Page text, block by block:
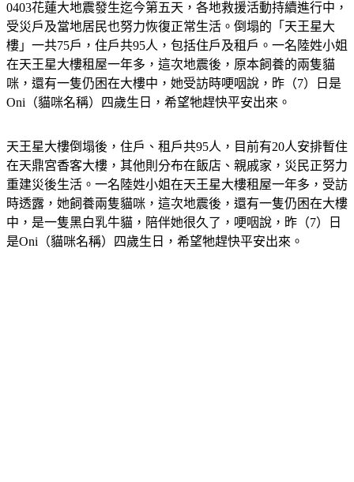
0403花蓮大地震發生迄今第五天，各地救援活動持續進行中，
受災戶及當地居民也努力恢復正常生活。倒塌的「天王星大
樓」一共75戶，住戶共95人，包括住戶及租戶。一名陸姓小姐
在天王星大樓租屋一年多，這次地震後，原本飼養的兩隻貓
咪，還有一隻仍困在大樓中，她受訪時哽咽說，昨（7）日是
Oni（貓咪名稱）四歲生日，希望牠趕快平安出來。
天王星大樓倒塌後，住戶、租戶共95人，目前有20人安排暫住
在天鼎宮香客大樓，其他則分布在飯店、親戚家，災民正努力
重建災後生活。一名陸姓小姐在天王星大樓租屋一年多，受訪
時透露，她飼養兩隻貓咪，這次地震後，還有一隻仍困在大樓
中，是一隻黑白乳牛貓，陪伴她很久了，哽咽說，昨（7）日
是Oni（貓咪名稱）四歲生日，希望牠趕快平安出來。